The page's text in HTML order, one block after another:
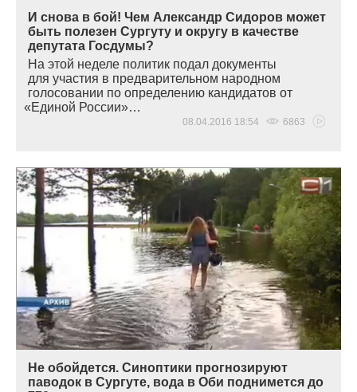
И снова в бой! Чем Александр Сидоров может
быть полезен Сургуту и округу в качестве
депутата Госдумы?
На этой неделе политик подал документы
для участия в предварительном народном
голосовании по определению кандидатов от
«Единой России»…
08.04.2016 18:54 6863
Не обойдется. Синоптики прогнозируют
паводок в Сургуте, вода в Оби поднимется до